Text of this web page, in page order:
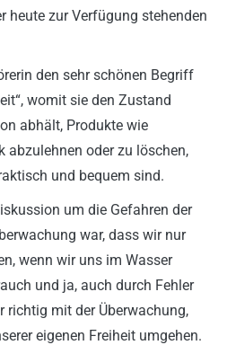
heute zur Verfügung stehenden
den sehr schönen Begriff
womit sie den Zustand
abhält, Produkte wie
abzulehnen oder zu löschen,
und bequem sind.
um die Gefahren der
war, dass wir nur
wenn wir uns im Wasser
und ja, auch durch Fehler
richtig mit der Überwachung,
eigenen Freiheit umgehen.